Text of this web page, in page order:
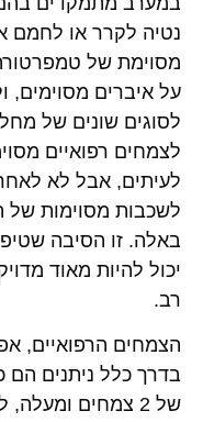
נטיה לקרר או לחמם
מסוימת של
על איברים מסוימים,
לסוגים שונים של
לצמחים רפואיים
לעיתים, אבל לא
לשכבות מסוימות של
באלה. זו הסיבה
יכול להיות מאוד
רב.
הצמחים הרפואיים,
בדרך כלל ניתנים הם